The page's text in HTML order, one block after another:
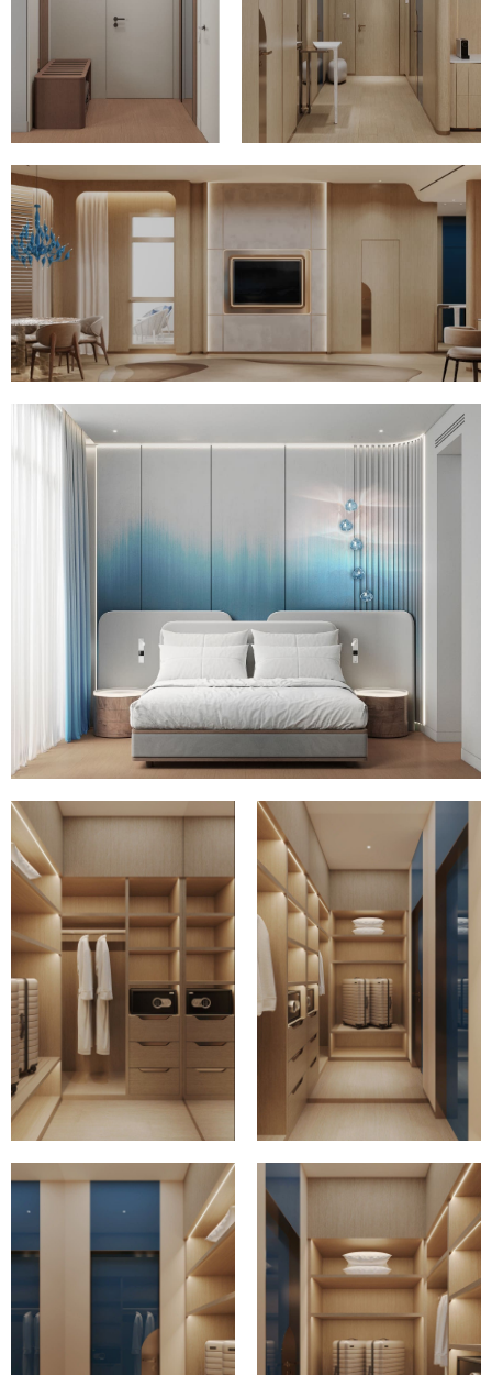
Комментарий автора
Основатель бюро
Евгения Ларина
Этобыла команднаяработа
—
каждый
уровень
профессионализма,ответственностии
вовлечённости. Несмотрянасложности,
возникающиевусловиях масштабного
курортногостроительствавудалённой
локации,намудалось
гармоничное,
продуманноепространство, в
котором
каждый
атмосферу настоящегогорного
и
роскоши.
Чтобы уточнить условия сотрудничества, оставьте
свою заявку, заполнив форму на сайте, закажите
обратный звонок или свяжитесь другим
удобным для вас способом.
Мы открыты к новым проектам